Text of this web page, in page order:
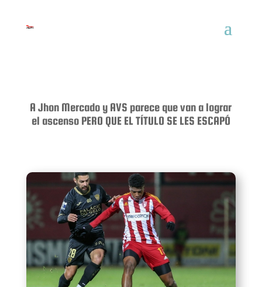
A Jhon Mercado y AVS parece que van a lograr
el ascenso PERO QUE EL TÍTULO SE LES ESCAPÓ